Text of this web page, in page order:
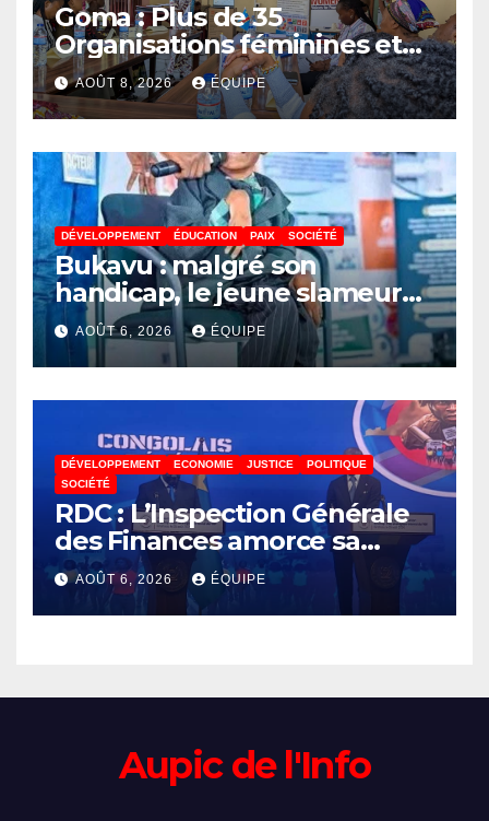
Goma : Plus de 35
Organisations féminines et
associations des jeunes
réunies pour parler paix
AOÛT 8, 2026 ÉQUIPE
DÉVELOPPEMENT ÉDUCATION PAIX SOCIÉTÉ
Bukavu : malgré son
handicap, le jeune slameur
Akonkwa Kenyata Bernard
lance un appel à la solidarité
pour poursuivre ses études
AOÛT 6, 2026 ÉQUIPE
DÉVELOPPEMENT ECONOMIE JUSTICE
POLITIQUE
SOCIÉTÉ
RDC : L’Inspection Générale
des Finances amorce sa
révolution numérique pour
un contrôle permanent des
finances publiques
AOÛT 6, 2026 ÉQUIPE
Aupic de l'Info